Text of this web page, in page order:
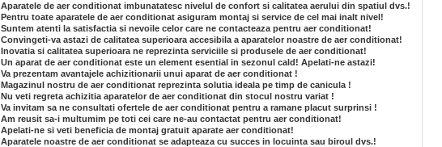
Aparatele de aer conditionat imbunatatesc nivelul de confort si calitatea aerului din spatiul dvs.!
Pentru toate aparatele de aer conditionat asiguram montaj si service de cel mai inalt nivel!
Suntem atenti la satisfactia si nevoile celor care ne contacteaza pentru aer conditionat!
Convingeti-va astazi de calitatea superioara accesibila a aparatelor noastre de aer conditionat!
Inovatia si calitatea superioara ne reprezinta serviciile si produsele de aer conditionat!
Un aparat de aer conditionat este un element esential in sezonul cald! Apelati-ne astazi!
Va prezentam avantajele achizitionarii unui aparat de aer conditionat !
Magazinul nostru de aer conditionat reprezinta solutia ideala pe timp de canicula !
Nu veti regreta achizitia aparatelor de aer conditionat din stocul nostru variat !
Va invitam sa ne consultati ofertele de aer conditionat pentru a ramane placut surprinsi !
Am reusit sa-i multumim pe toti cei care ne-au contactat pentru aer conditionat!
Apelati-ne si veti beneficia de montaj gratuit aparate aer conditionat!
Aparatele noastre de aer conditionat se adapteaza cu succes in locuinta sau biroul dvs.!